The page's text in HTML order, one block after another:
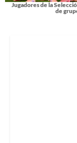
Jugadores de la
de